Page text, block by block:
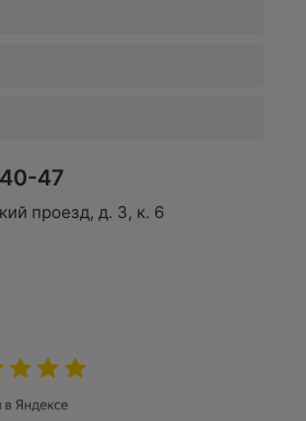
47
проезд, д. 3, к. 6